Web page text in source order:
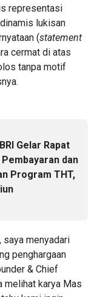
representasi
lukisan
(statement
cermat di atas
tanpa motif
Gelar Rapat
dan
Program THT,
saya menyadari
penghargaan
& Chief
melihat karya Mas